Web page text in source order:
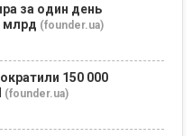
за один день
млрд (founder.ua)
150 000
(founder.ua)